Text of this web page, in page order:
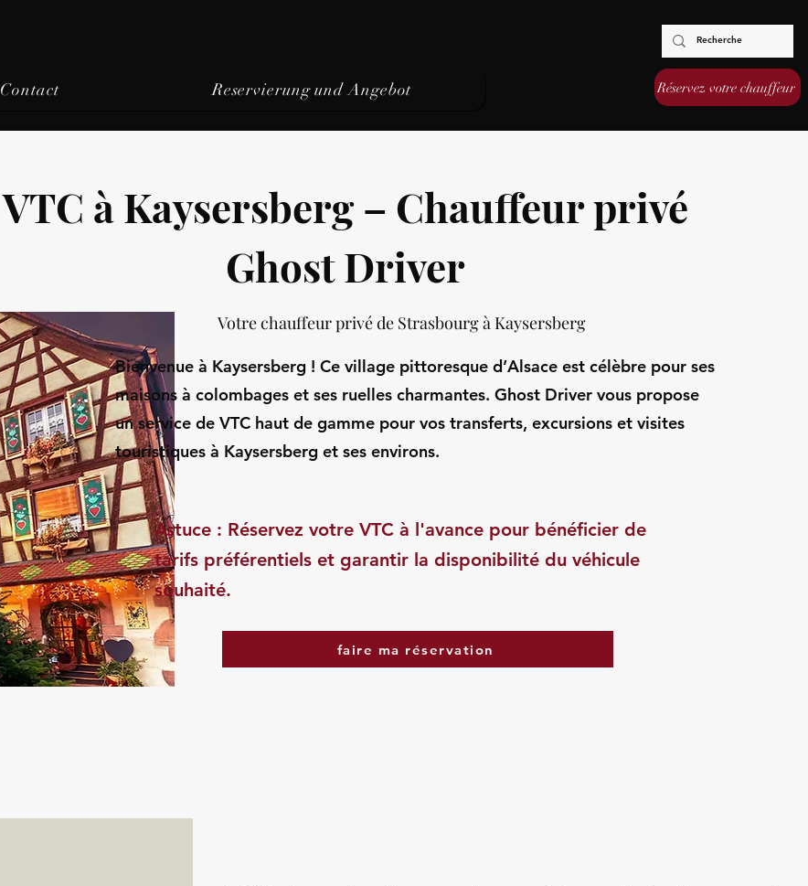
Contact Reservierung und Angebot Réservez votre chauffeur
VTC à Kaysersberg – Chauffeur privé
Ghost Driver
Votre chauffeur privé de Strasbourg à Kaysersberg
Bienvenue à Kaysersberg ! Ce village pittoresque d’Alsace est célèbre pour ses
maisons à colombages et ses ruelles charmantes. Ghost Driver vous propose
un service de VTC haut de gamme pour vos transferts, excursions et visites
touristiques à Kaysersberg et ses environs.
Astuce : Réservez votre VTC à l'avance pour bénéficier de
tarifs préférentiels et garantir la disponibilité du véhicule
souhaité.
faire ma réservation